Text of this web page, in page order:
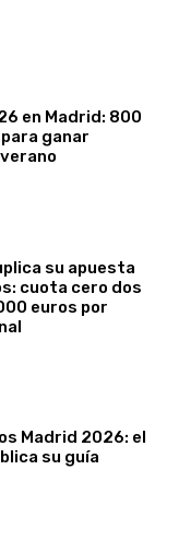
en Madrid: 800
ganar
su apuesta
cuota cero dos
euros por
Madrid 2026: el
su guía